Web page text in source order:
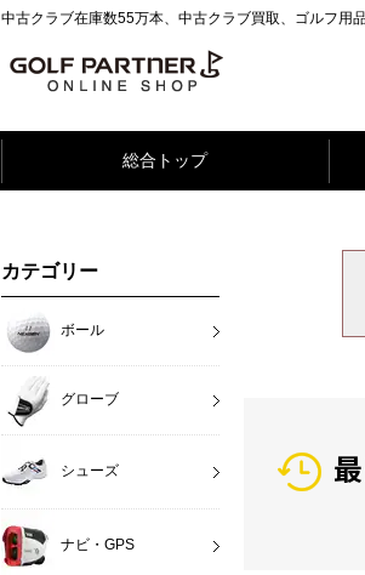
中古クラブ在庫数55万本、中古クラブ買取、ゴルフ
総合トップ
カテゴリー
ボール
グローブ
シューズ
ナビ・GPS